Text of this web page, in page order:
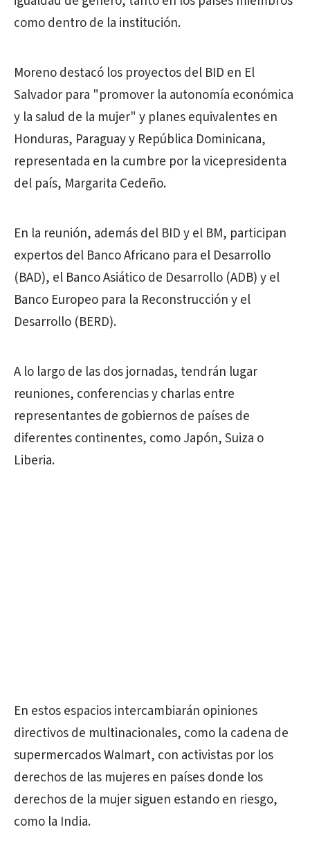
como dentro de la institución.
Moreno destacó los proyectos del BID en El
Salvador para "promover la autonomía económica
y la salud de la mujer" y planes equivalentes en
Honduras, Paraguay y República Dominicana,
representada en la cumbre por la vicepresidenta
del país, Margarita Cedeño.
En la reunión, además del BID y el BM, participan
expertos del Banco Africano para el Desarrollo
(BAD), el Banco Asiático de Desarrollo (ADB) y el
Banco Europeo para la Reconstrucción y el
Desarrollo (BERD).
A lo largo de las dos jornadas, tendrán lugar
reuniones, conferencias y charlas entre
representantes de gobiernos de países de
diferentes continentes, como Japón, Suiza o
Liberia.
En estos espacios intercambiarán opiniones
directivos de multinacionales, como la cadena de
supermercados Walmart, con activistas por los
derechos de las mujeres en países donde los
derechos de la mujer siguen estando en riesgo,
como la India.